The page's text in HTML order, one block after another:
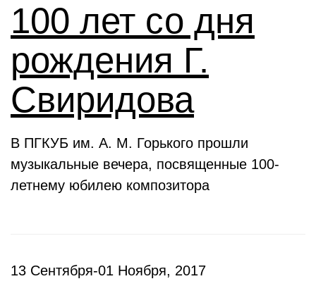
100 лет со дня
рождения Г.
Свиридова
В ПГКУБ им. А. М. Горького прошли
музыкальные вечера, посвященные 100-
летнему юбилею композитора
13 Сентября-01 Ноября, 2017